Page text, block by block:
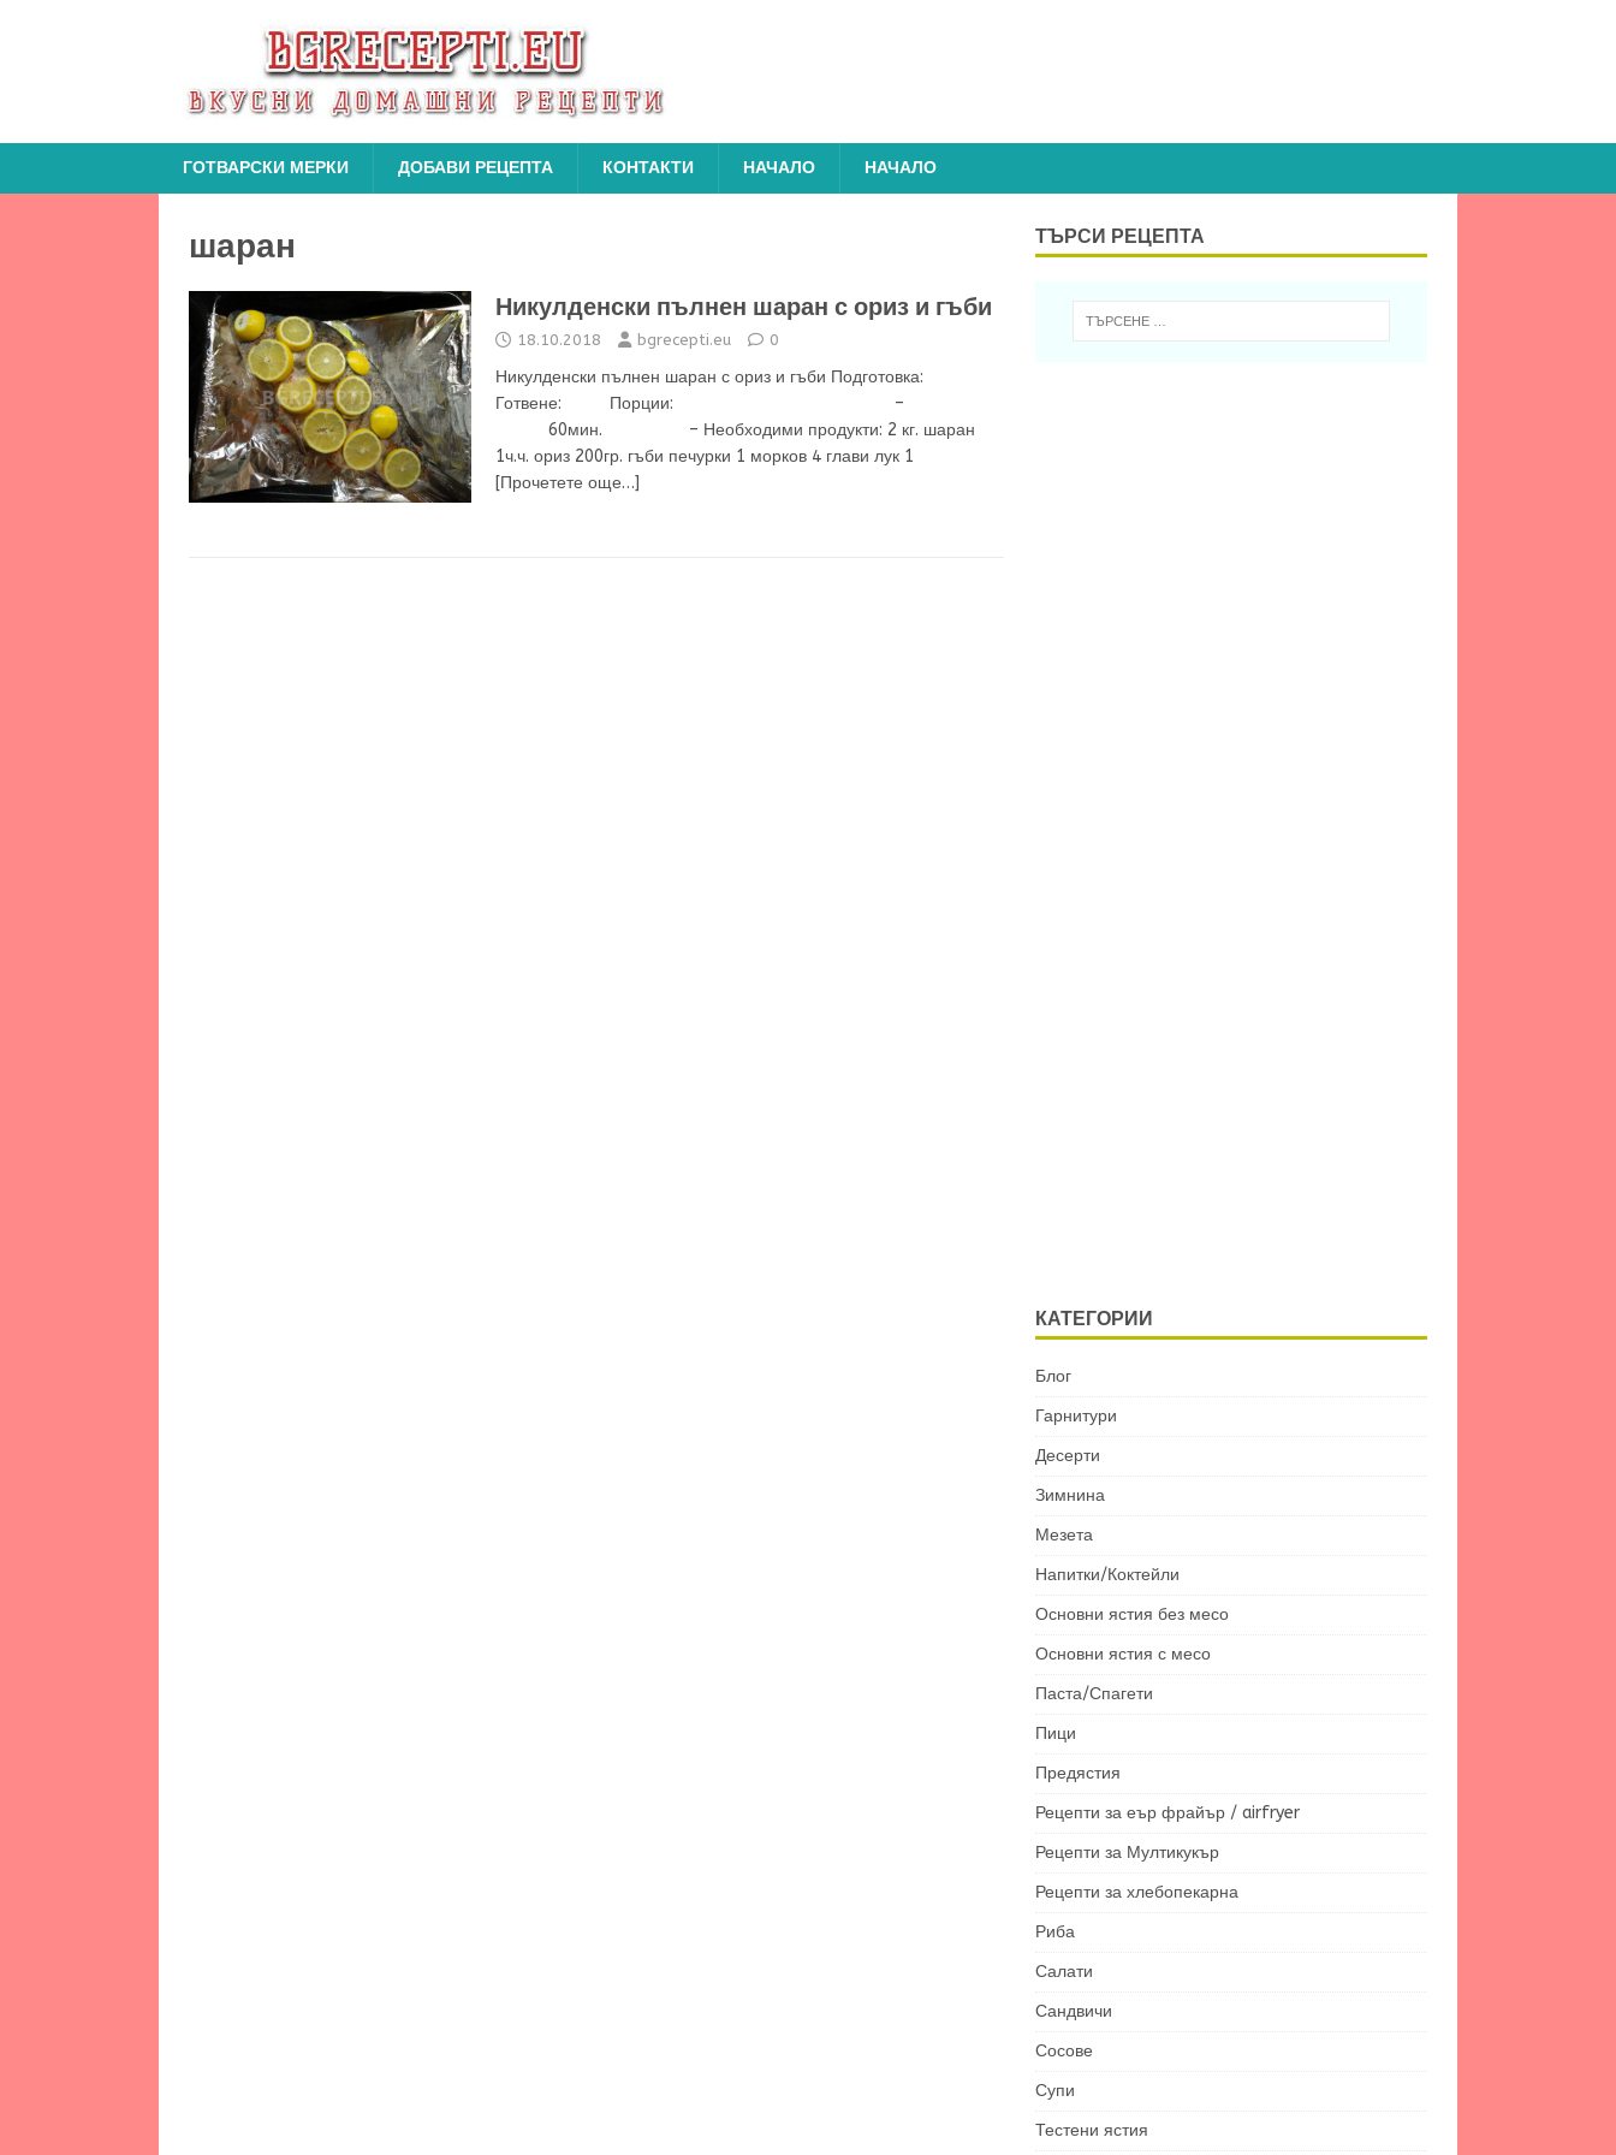
ГОТВАРСКИ МЕРКИ ДОБАВИ РЕЦЕПТА КОНТАКТИ НАЧАЛО НАЧАЛО
шаран
Никулденски пълнен шаран с ориз и гъби
18.10.2018 bgrecepti.eu 0
Никулденски пълнен шаран с ориз и гъби Подготовка:
Готвене: Порции: –
60мин. – Необходими продукти: 2 кг. шаран
1ч.ч. ориз 200гр. гъби печурки 1 морков 4 глави лук 1
[Прочетете още…]
ТЪРСИ РЕЦЕПТА
КАТЕГОРИИ
Блог
Гарнитури
Десерти
Зимнина
Мезета
Напитки/Коктейли
Основни ястия без месо
Основни ястия с месо
Паста/Спагети
Пици
Предястия
Рецепти за еър фрайър / airfryer
Рецепти за Мултикукър
Рецепти за хлебопекарна
Риба
Салати
Сандвичи
Сосове
Супи
Тестени ястия